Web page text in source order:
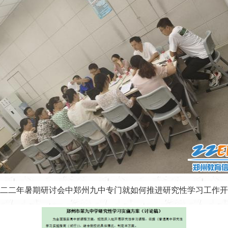
二年暑期研讨会中郑州九中专门就如何推进研究性学习工作